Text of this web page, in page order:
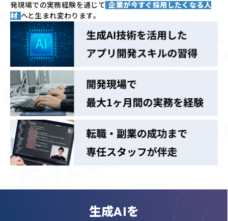
発現場での実務経験を通じて 企業が今すぐ採用したくなる人
材 へと生まれ変わります。
生成AIを